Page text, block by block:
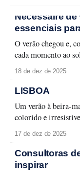
Nécessaire
essenciais
O verão chegou e,
cada momento ao
naquele passeio ao
impecável, é
18 de dez de 2025
LISBOA
Um verão à beira-
colorido e
Lisboa celebra a
contam histórias memoráveis. Lisboa
que traduzem seu
17 de dez de 2025
Consultoras
inspirar